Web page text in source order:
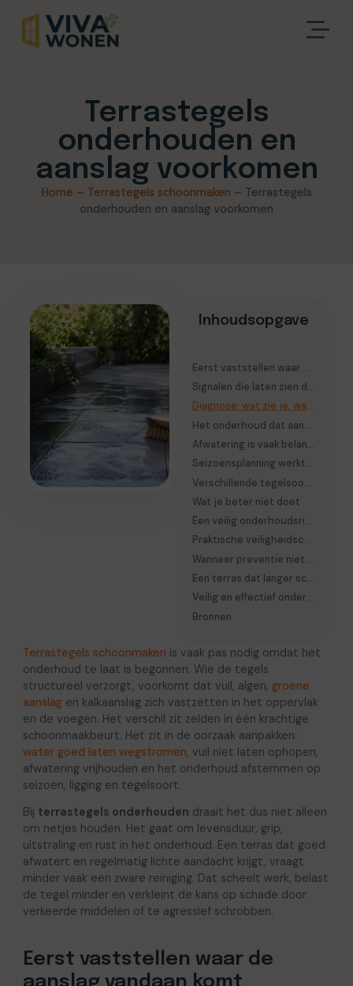
Terrastegels
onderhouden en
aanslag voorkomen
Home – Terrastegels schoonmaken – Terrastegels
onderhouden en aanslag voorkomen
Inhoudsopgave
Eerst vaststellen waar de aanslag vandaan komt
Signalen die laten zien dat het onderhoud achterloopt
Diagnose: wat zie je, wat betekent het, wat pak je aan
Het onderhoud dat aanslag echt voorkomt
Afwatering is vaak belangrijker dan schoonmaak
Seizoensplanning werkt beter dan een losse schoonmaakbeurt
Verschillende tegelsoorten vragen een andere aanpak
Wat je beter niet doet
Een veilig onderhoudsritme voor een Nederlands terras
Praktische veiligheidscontrole vóór je gaat reinigen
Wanneer preventie niet meer genoeg is
Een terras dat langer schoon blijft, begint bij de ondergrond
Veilig en effectief onderhoud in één blik
Bronnen
Terrastegels schoonmaken is vaak pas nodig omdat het
onderhoud te laat is begonnen. Wie de tegels
structureel verzorgt, voorkomt dat vuil, algen, groene
aanslagen kalkaanslag zich vastzetten in het oppervlak
en de voegen. Het verschil zit zelden in één krachtige
schoonmaakbeurt. Het zit in de oorzaak aanpakken:
water goed laten wegstromen, vuil niet laten ophopen,
afwatering vrijhouden en het onderhoud afstemmen op
seizoen, ligging en tegelsoort.
Bij terrastegels onderhouden draait het dus niet alleen
om netjes houden. Het gaat om levensduur, grip,
uitstraling en rust in het onderhoud. Een terras dat goed
afwatert en regelmatig lichte aandacht krijgt, vraagt
minder vaak een zware reiniging. Dat scheelt werk, belast
de tegel minder en verkleint de kans op schade door
verkeerde middelen of te agressief schrobben.
Eerst vaststellen waar de